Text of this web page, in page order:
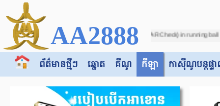
AA2888
- Due to incorrect score (VAR Check) in running ball on match between
ព័ត៌មានថ្មីៗ ឆ្នោត គីណូ កីឡា កាស៊ី​​ណូបន្តផ្ទ